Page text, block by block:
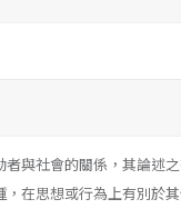
與社會的關係，其論述
在思想或行為上有別於